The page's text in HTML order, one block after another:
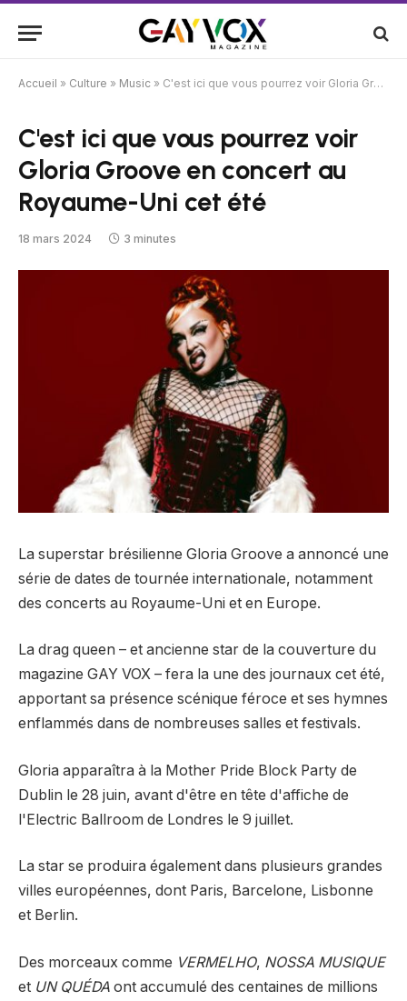
Accueil » Culture » Music » C'est ici que vous pourrez voir Gloria Groove en concert au Royaume-Uni cet été
C'est ici que vous pourrez voir
Gloria Groove en concert au
Royaume-Uni cet été
18 mars 2024 3 minutes
La superstar brésilienne Gloria Groove a annoncé une
série de dates de tournée internationale, notamment
des concerts au Royaume-Uni et en Europe.
La drag queen – et ancienne star de la couverture du
magazine GAY VOX – fera la une des journaux cet été,
apportant sa présence scénique féroce et ses hymnes
enflammés dans de nombreuses salles et festivals.
Gloria apparaîtra à la Mother Pride Block Party de
Dublin le 28 juin, avant d'être en tête d'affiche de
l'Electric Ballroom de Londres le 9 juillet.
La star se produira également dans plusieurs grandes
villes européennes, dont Paris, Barcelone, Lisbonne
et Berlin.
Des morceaux comme VERMELHO, NOSSA MUSIQUE
et UN QUÉDA ont accumulé des centaines de millions